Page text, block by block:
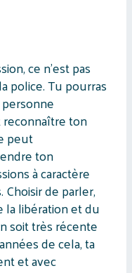
ce n’est pas
police. Tu pourras
ton
peut
ton
à caractère
de parler,
la libération et du
soit très récente
de cela, ta
et avec